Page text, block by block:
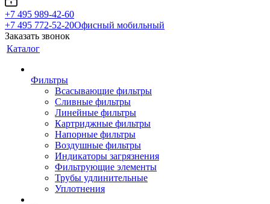
+7 495 989-42-60
+7 495 772-52-20Офисный мобильный
Заказать звонок
Каталог
Фильтры
Всасывающие фильтры
Сливные фильтры
Линейные фильтры
Картриджные фильтры
Напорные фильтры
Воздушные фильтры
Индикаторы загрязнения
Фильтрующие элементы
Трубы удлинительные
Уплотнения